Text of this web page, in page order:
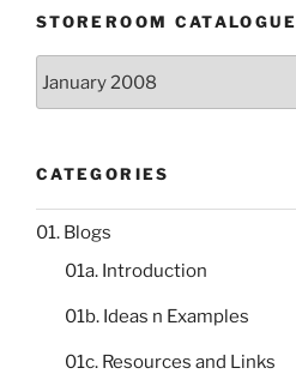
STOREROOM CATALOGUE
catalogue
CATEGORIES
01. Blogs
01a. Introduction
01b. Ideas n Examples
01c. Resources and Links